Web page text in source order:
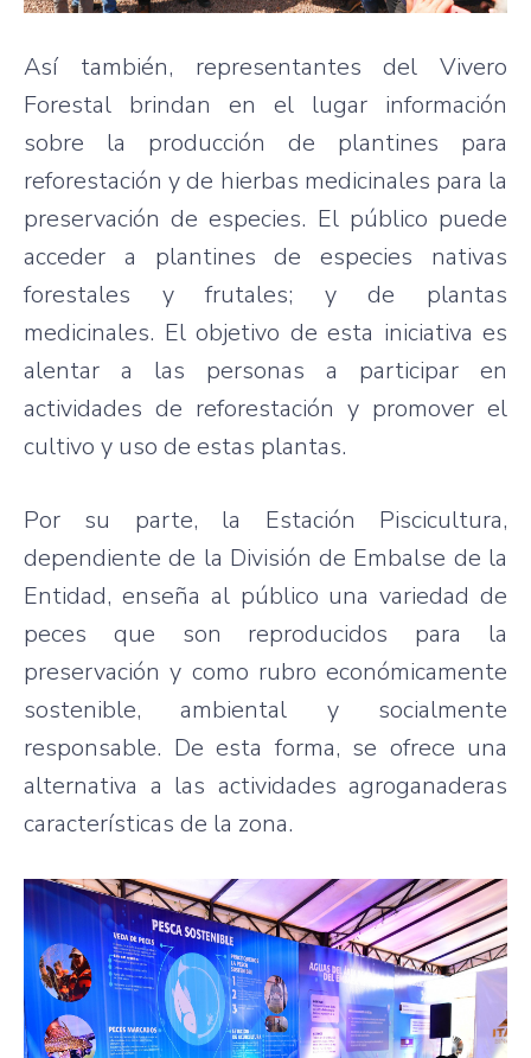
Así también, representantes del Vivero
Forestal brindan en el lugar información
sobre la producción de plantines para
reforestación y de hierbas medicinales para la
preservación de especies. El público puede
acceder a plantines de especies nativas
forestales y frutales; y de plantas
medicinales. El objetivo de esta iniciativa es
alentar a las personas a participar en
actividades de reforestación y promover el
cultivo y uso de estas plantas.
Por su parte, la Estación Piscicultura,
dependiente de la División de Embalse de la
Entidad, enseña al público una variedad de
peces que son reproducidos para la
preservación y como rubro económicamente
sostenible, ambiental y socialmente
responsable. De esta forma, se ofrece una
alternativa a las actividades agroganaderas
características de la zona.